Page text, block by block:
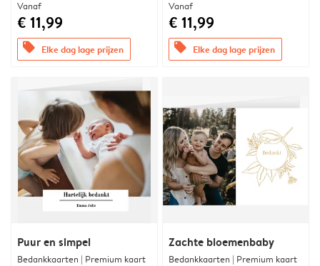
Vanaf
€ 11,99
offers Elke dag lage prijzen
Vanaf
€ 11,99
offers Elke dag lage prijzen
Puur en simpel
Bedankkaarten | Premium kaart
Zachte bloemenbaby
Bedankkaarten | Premium kaart